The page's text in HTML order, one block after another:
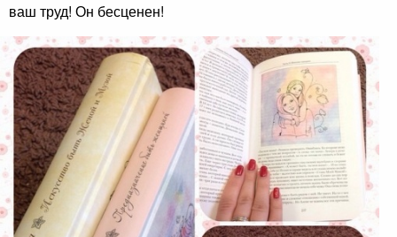
ваш труд! Он бесценен!